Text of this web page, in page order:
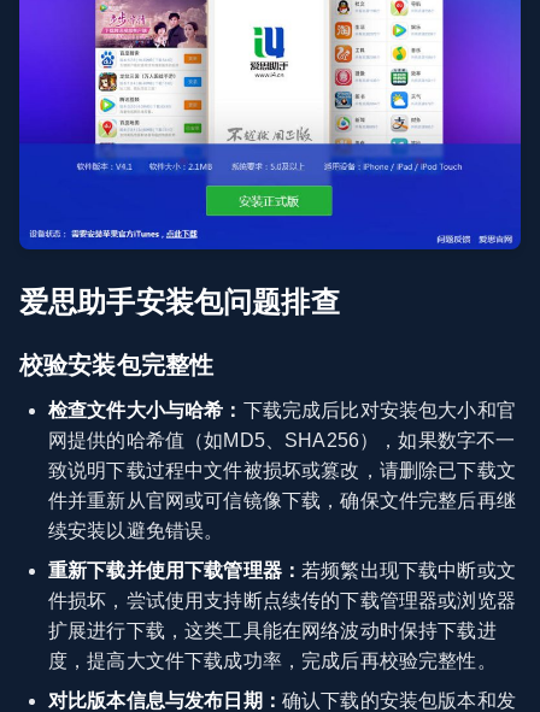
爱思助手安装包问题排查
校验安装包完整性
检查文件大小与哈希： 下载完成后比对安装包大小和官
网提供的哈希值（如MD5、SHA256），如果数字不一
致说明下载过程中文件被损坏或篡改，请删除已下载文
件并重新从官网或可信镜像下载，确保文件完整后再继
续安装以避免错误。
重新下载并使用下载管理器： 若频繁出现下载中断或文
件损坏，尝试使用支持断点续传的下载管理器或浏览器
扩展进行下载，这类工具能在网络波动时保持下载进
度，提高大文件下载成功率，完成后再校验完整性。
对比版本信息与发布日期： 确认下载的安装包版本和发